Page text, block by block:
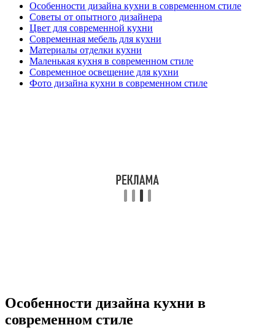
Особенности дизайна кухни в современном стиле
Советы от опытного дизайнера
Цвет для современной кухни
Современная мебель для кухни
Материалы отделки кухни
Маленькая кухня в современном стиле
Современное освещение для кухни
Фото дизайна кухни в современном стиле
Особенности дизайна кухни в
современном стиле